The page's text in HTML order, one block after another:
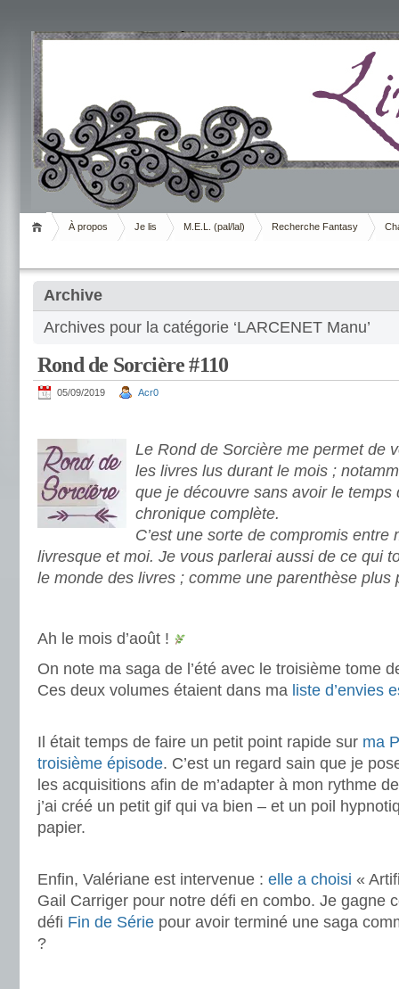
Livrement
À propos Je lis M.E.L. (pal/lal) Recherche Fantasy
Archive
Archives pour la catégorie ‘LARCENET Manu’
Rond de Sorcière #110
05/09/2019 Acr0
Le Rond de Sorcière me permet de
les livres lus durant le mois ;
que je découvre sans avoir le temps
chronique complète.
C’est une sorte de compromis entre
livresque et moi. Je vous parlerai aussi de ce qui
le monde des livres ; comme une parenthèse plus
Ah le mois d’août !
On note ma saga de l’été avec le troisième tome
Ces deux volumes étaient dans ma liste d’envies
Il était temps de faire un petit point rapide sur ma
troisième épisode. C’est un regard sain que je
les acquisitions afin de m’adapter à mon rythme
j’ai créé un petit gif qui va bien – et un poil
papier.
Enfin, Valériane est intervenue : elle a choisi «
Gail Carriger pour notre défi en combo. Je gagne
défi Fin de Série pour avoir terminé une saga
?